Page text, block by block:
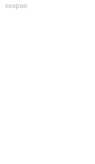
xespao